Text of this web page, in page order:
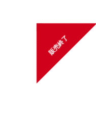
販売終了